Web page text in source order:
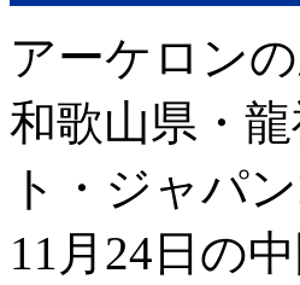
アーケロン
和歌山県・
ト・ジャパ
11月24日の